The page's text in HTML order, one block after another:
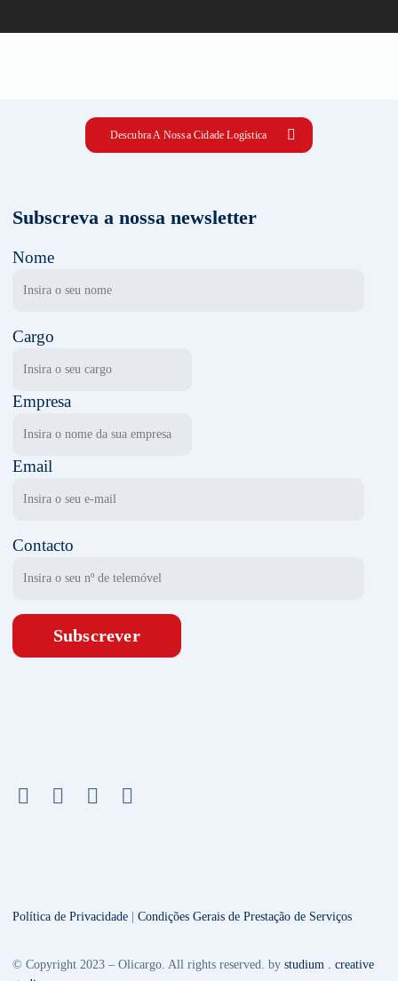
Descubra A Nossa Cidade Logística
Subscreva a nossa newsletter
Nome
Cargo
Empresa
Email
Contacto
Subscrever
Política de Privacidade| Condições Gerais de Prestação de Serviços
© Copyright 2023 – Olicargo. All rights reserved. by studium . creative